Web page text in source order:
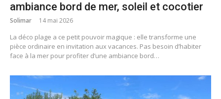
ambiance bord de mer, soleil et cocotier
Solimar 14 mai 2026
La déco plage a ce petit pouvoir magique : elle transforme une
pièce ordinaire en invitation aux vacances. Pas besoin d’habiter
face à la mer pour profiter d’une ambiance bord…